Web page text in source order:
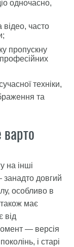
одночасно,
часто
пропускну
професійних
техніки,
та
на інші
довгий
особливо в
має
від
— версія
і старі